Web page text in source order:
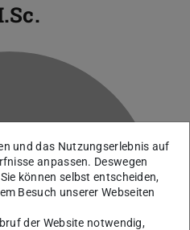
G
und das Nutzungserlebnis auf
anpassen. Deswegen
können selbst entscheiden,
Besuch unserer Webseiten
der Website notwendig,